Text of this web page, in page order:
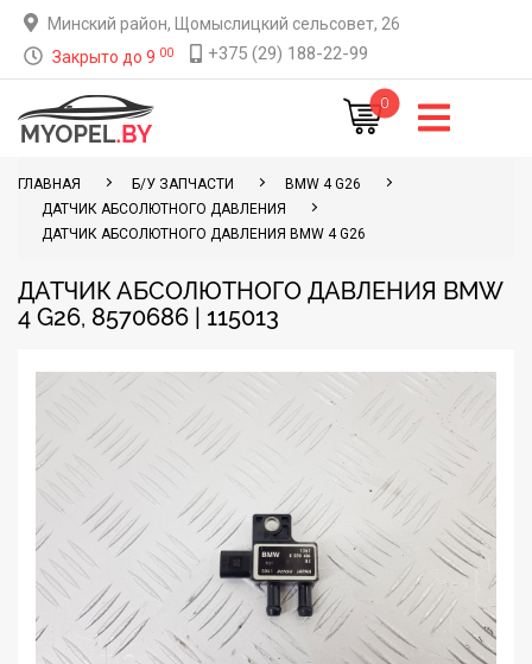
Минский район, Щомыслицкий сельсовет, 26
Закрыто до 9 00 +375 (29) 188-22-99
0
ГЛАВНАЯ Б/У ЗАПЧАСТИ
BMW 4 G26
ДАТЧИК АБСОЛЮТНОГО ДАВЛЕНИЯ
ДАТЧИК АБСОЛЮТНОГО ДАВЛЕНИЯ BMW 4 G26
ДАТЧИК АБСОЛЮТНОГО ДАВЛЕНИЯ BMW
4 G26, 8570686 | 115013